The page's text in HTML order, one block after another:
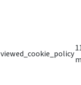
viewed_cookie_policy